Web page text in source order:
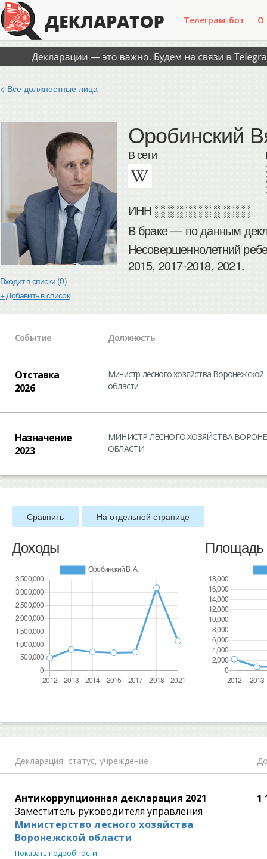
Телеграм-бот О
< Все должностные лица
Входит в списки (0)
+ Добавить в список
Оробинский
В сети
ИНН ░░░░░░░░░░░░
В браке — по данным
Несовершеннолетний
2015, 2017-2018, 2021.
Событие Должность
Отставка
2026
Министр лесного хозяйства Воронежской
области
Назначение
2023
МИНИСТР ЛЕСНОГО ХОЗЯЙСТВА
ОБЛАСТИ
Сравнить На отдельной странице
Доходы Площадь
Декларация, статус, учреждение
Антикоррупционная декларация 2021
Заместитель руководителя управления
Министерство лесного хозяйства
Воронежской области
Показать подробности
1